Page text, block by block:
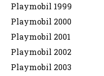
Playmobil 1999
Playmobil 2000
Playmobil 2001
Playmobil 2002
Playmobil 2003